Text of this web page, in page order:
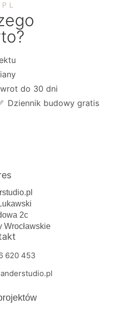
do 30 dni
Dziennik budowy gratis
2c
Wrocławskie
620 453